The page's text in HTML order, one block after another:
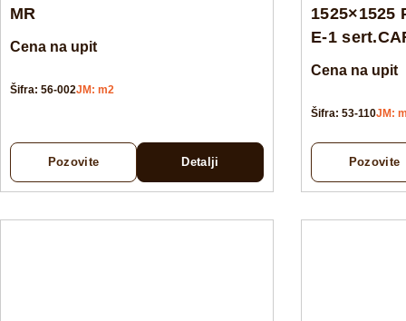
MR
Cena na upit
Šifra: 56-002JM: m2
Pozovite Detalji
1525×1525
E-1
Cena na upit
Šifra: 53-110JM:
Pozovite